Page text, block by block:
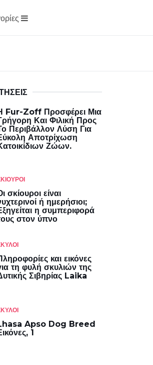
Fur-Zoff Προσφέρει Μια
Και Φιλική Προς
Περιβάλλον Λύση Για
Αποτρίχωση
Ζώων.
σκίουροι είναι
ή ημερήσιοι;
η συμπεριφορά
στον ύπνο
και εικόνες
τη φυλή σκυλιών της
Σιβηρίας Laika
Apso Dog Breed
1